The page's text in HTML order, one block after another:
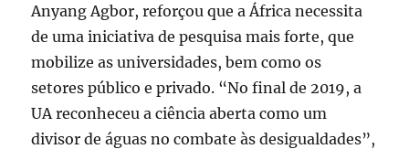
Anyang Agbor, reforçou que a África necessita
de uma iniciativa de pesquisa mais forte, que
mobilize as universidades, bem como os
setores público e privado. “No final de 2019, a
UA reconheceu a ciência aberta como um
divisor de águas no combate às desigualdades”,